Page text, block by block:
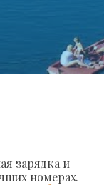
зарядка и
номерах.